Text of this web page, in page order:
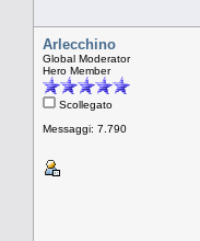
Arlecchino
Global Moderator
Hero Member
Scollegato
Messaggi: 7.790